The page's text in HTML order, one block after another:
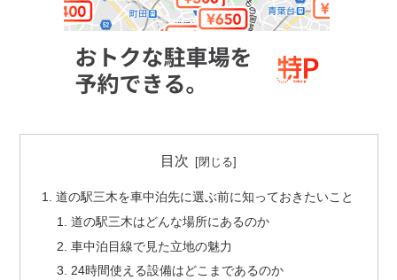
目次
道の駅三木を車中泊先に選ぶ前に知っておきたいこと
道の駅三木はどんな場所にあるのか
車中泊目線で見た立地の魅力
24時間使える設備はどこまであるのか